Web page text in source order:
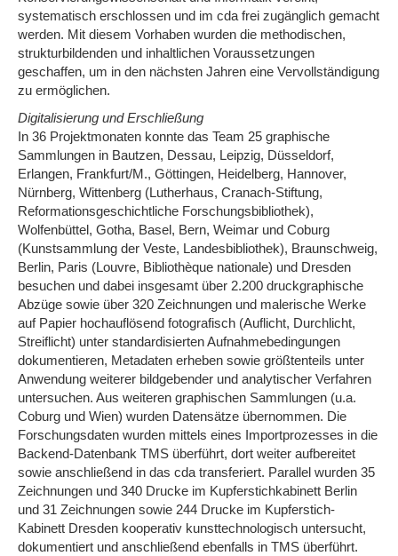
systematisch erschlossen und im cda frei zugänglich gemacht
werden. Mit diesem Vorhaben wurden die methodischen,
strukturbildenden und inhaltlichen Voraussetzungen
geschaffen, um in den nächsten Jahren eine Vervollständigung
zu ermöglichen.
Digitalisierung und Erschließung
In 36 Projektmonaten konnte das Team 25 graphische
Sammlungen in Bautzen, Dessau, Leipzig, Düsseldorf,
Erlangen, Frankfurt/M., Göttingen, Heidelberg, Hannover,
Nürnberg, Wittenberg (Lutherhaus, Cranach-Stiftung,
Reformationsgeschichtliche Forschungsbibliothek),
Wolfenbüttel, Gotha, Basel, Bern, Weimar und Coburg
(Kunstsammlung der Veste, Landesbibliothek), Braunschweig,
Berlin, Paris (Louvre, Bibliothèque nationale) und Dresden
besuchen und dabei insgesamt über 2.200 druckgraphische
Abzüge sowie über 320 Zeichnungen und malerische Werke
auf Papier hochauflösend fotografisch (Auflicht, Durchlicht,
Streiflicht) unter standardisierten Aufnahmebedingungen
dokumentieren, Metadaten erheben sowie größtenteils unter
Anwendung weiterer bildgebender und analytischer Verfahren
untersuchen. Aus weiteren graphischen Sammlungen (u.a.
Coburg und Wien) wurden Datensätze übernommen. Die
Forschungsdaten wurden mittels eines Importprozesses in die
Backend-Datenbank TMS überführt, dort weiter aufbereitet
sowie anschließend in das cda transferiert. Parallel wurden 35
Zeichnungen und 340 Drucke im Kupferstichkabinett Berlin
und 31 Zeichnungen sowie 244 Drucke im Kupferstich-
Kabinett Dresden kooperativ kunsttechnologisch untersucht,
dokumentiert und anschließend ebenfalls in TMS überführt.